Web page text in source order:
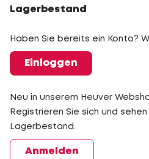
Lagerbestand
Haben Sie bereits ein Konto?
Einloggen
Neu in unserem Heuver
Registrieren Sie sich und sehen
Lagerbestand.
Anmelden